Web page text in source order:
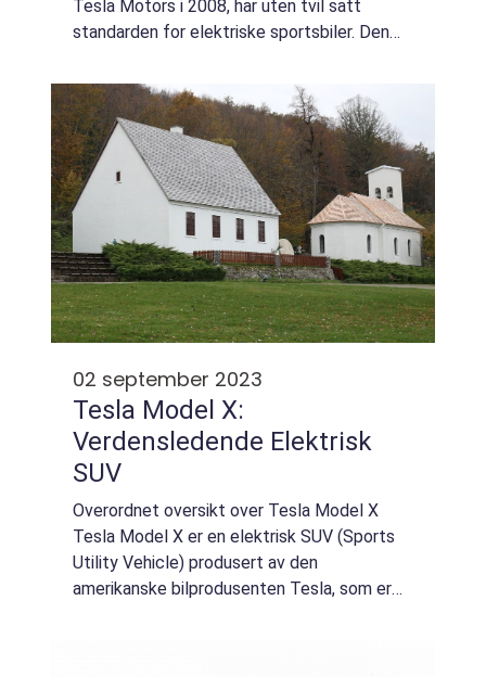
Tesla Motors i 2008, har uten tvil satt
standarden for elektriske sportsbiler. Den
machine» og har fanget oppmerksomhet...
02 september 2023
Tesla Model X:
Verdensledende Elektrisk
SUV
Overordnet oversikt over Tesla Model X
Tesla Model X er en elektrisk SUV (Sports
Utility Vehicle) produsert av den
amerikanske bilprodusenten Tesla, som er